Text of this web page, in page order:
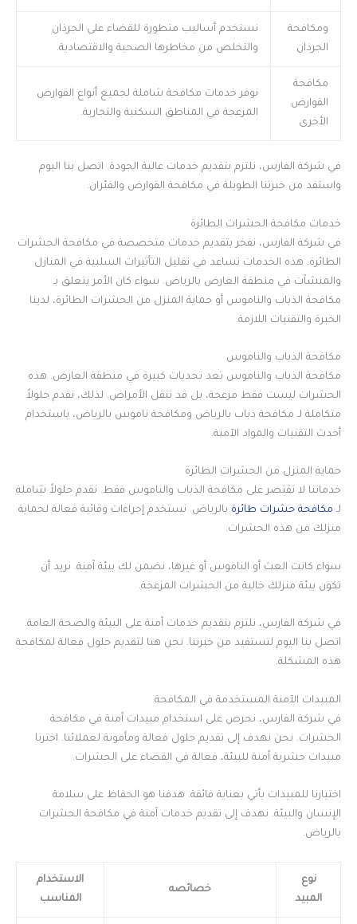
ومكافحة
الجرذان
نستخدم أساليب متطورة للقضاء على الجرذان
والتخلص من مخاطرها الصحية والاقتصادية.
مكافحة
القوارض
الأخرى
نوفر خدمات مكافحة شاملة لجميع أنواع القوارض
المزعجة في المناطق السكنية والتجارية.
في شركة الفارس، نلتزم بتقديم خدمات عالية الجودة. اتصل بنا اليوم
واستفد من خبرتنا الطويلة في مكافحة القوارض والفئران.
خدمات مكافحة الحشرات الطائرة
في شركة الفارس، نفخر بتقديم خدمات متخصصة في مكافحة الحشرات
الطائرة. هذه الخدمات تساعد في تقليل التأثيرات السلبية في المنازل
والمنشآت في منطقة العارض بالرياض. سواء كان الأمر يتعلق بـ
مكافحة الذباب والناموس أو حماية المنزل من الحشرات الطائرة، لدينا
الخبرة والتقنيات اللازمة.
مكافحة الذباب والناموس
مكافحة الذباب والناموس تعد تحديات كبيرة في منطقة العارض. هذه
الحشرات ليست فقط مزعجة، بل قد تنقل الأمراض. لذلك، نقدم حلولاً
متكاملة لـ مكافحة ذباب بالرياض ومكافحة ناموس بالرياض، باستخدام
أحدث التقنيات والمواد الآمنة.
حماية المنزل من الحشرات الطائرة
خدماتنا لا تقتصر على مكافحة الذباب والناموس فقط. نقدم حلولاً شاملة
لـ مكافحة حشرات طائرة بالرياض. نستخدم إجراءات وقائية فعالة لحماية
منزلك من هذه الحشرات.
سواء كانت العث أو الناموس أو غيرها، نضمن لك بيئة آمنة. نريد أن
تكون بيئة منزلك خالية من الحشرات المزعجة.
في شركة الفارس، نلتزم بتقديم خدمات آمنة على البيئة والصحة العامة.
اتصل بنا اليوم لتستفيد من خبرتنا. نحن هنا لتقديم حلول فعالة لمكافحة
هذه المشكلة.
المبيدات الآمنة المستخدمة في المكافحة
في شركة الفارس، نحرص على استخدام مبيدات آمنة في مكافحة
الحشرات. نحن نهدف إلى تقديم حلول فعالة ومأمونة لعملائنا. اخترنا
مبيدات حشرية آمنة للبيئة، فعالة في القضاء على الحشرات.
اختيارنا للمبيدات يأتي بعناية فائقة. هدفنا هو الحفاظ على سلامة
الإنسان والبيئة. نهدف إلى تقديم خدمات آمنة في مكافحة الحشرات
بالرياض.
نوع
المبيد
خصائصه
الاستخدام
المناسب